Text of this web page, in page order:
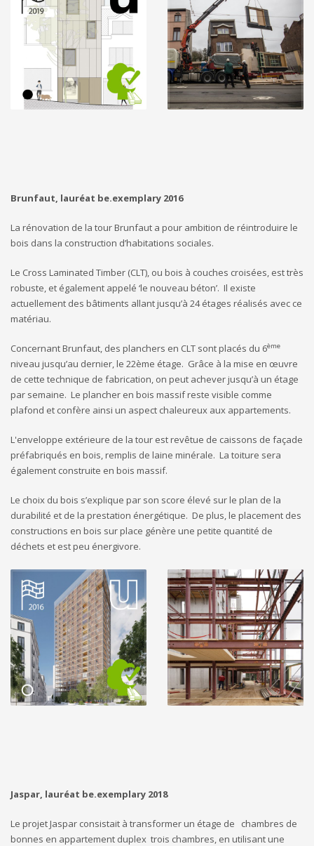
Brunfaut, lauréat be.exemplary 2016
La rénovation de la tour Brunfaut a pour ambition de réintroduire le
bois dans la construction d’habitations sociales.
Le Cross Laminated Timber (CLT), ou bois à couches croisées, est très
robuste, et également appelé ‘le nouveau béton’. Il existe
actuellement des bâtiments allant jusqu’à 24 étages réalisés avec ce
matériau.
Concernant Brunfaut, des planchers en CLT sont placés du 6ème
niveau jusqu’au dernier, le 22ème étage. Grâce à la mise en œuvre
de cette technique de fabrication, on peut achever jusqu’à un étage
par semaine. Le plancher en bois massif reste visible comme
plafond et confère ainsi un aspect chaleureux aux appartements.
L'enveloppe extérieure de la tour est revêtue de caissons de façade
préfabriqués en bois, remplis de laine minérale. La toiture sera
également construite en bois massif.
Le choix du bois s’explique par son score élevé sur le plan de la
durabilité et de la prestation énergétique. De plus, le placement des
constructions en bois sur place génère une petite quantité de
déchets et est peu énergivore.
Jaspar, lauréat be.exemplary 2018
Le projet Jaspar consistait à transformer un étage de chambres de
bonnes en appartement duplex trois chambres, en utilisant une